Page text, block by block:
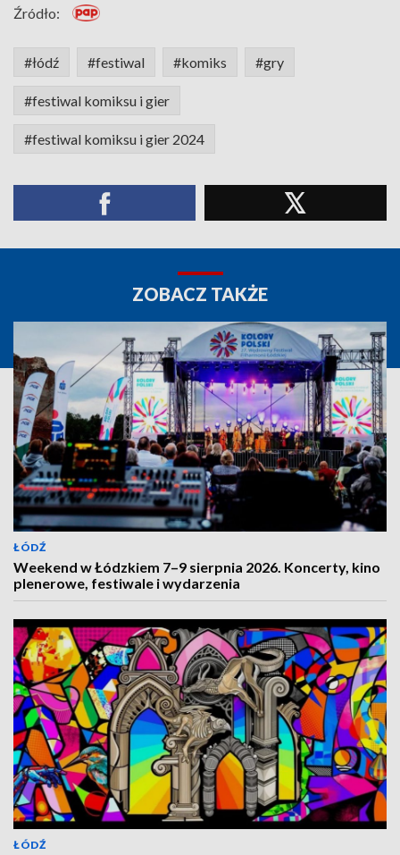
Źródło:
#łódź #festiwal #komiks #gry
#festiwal komiksu i gier
#festiwal komiksu i gier 2024
ZOBACZ TAKŻE
ŁÓDŹ
Weekend w Łódzkiem 7–9 sierpnia 2026. Koncerty, kino
plenerowe, festiwale i wydarzenia
ŁÓDŹ